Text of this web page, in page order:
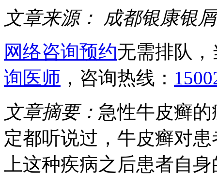
文章来源：
成都银康银
网络咨询预约无需排队
询医师 ，咨询热线：
文章摘要： 急性牛皮癣
定都听说过，牛皮癣对
上这种疾病之后患者自